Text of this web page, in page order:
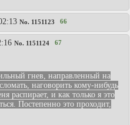
No. 1151123 66
No. 1151124 67
гнев, направленный на
наговорить кому-нибудь
распирает, и как только я это
Постепенно это проходит,